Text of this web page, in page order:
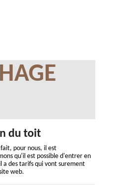
du toit
fait, pour nous, il est
qu'il est possible d'entrer en
a des tarifs qui vont surement
web.